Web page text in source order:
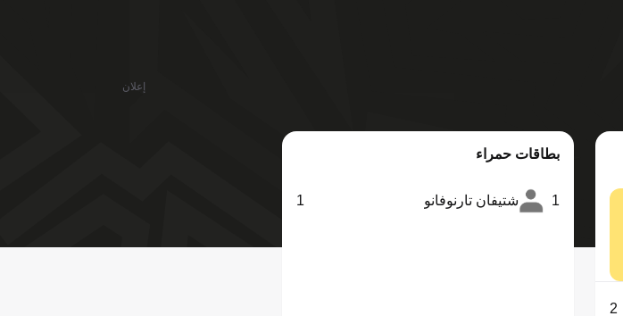
2
بطاقات حمراء
1 شتيفان تارنوفانو 1
إعلان